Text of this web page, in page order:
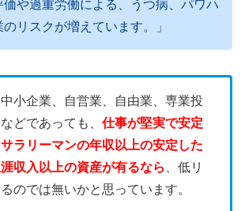
価や過重労働による、うつ病、パワハ
リスクが増えています。」
小企業、自営業、自由業、専業投
どであっても、 仕事が堅実で安定
ラリーマンの年収以上の安定した
収入以上の資産が有るなら
、低リ
のでは無いかと思っています。